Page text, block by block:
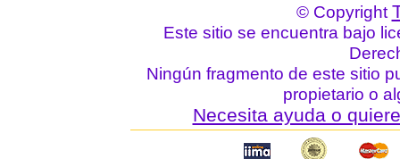
© Copyright
Este sitio se encuentra bajo
Ningún fragmento de este sitio
propietario o
Necesita ayuda o